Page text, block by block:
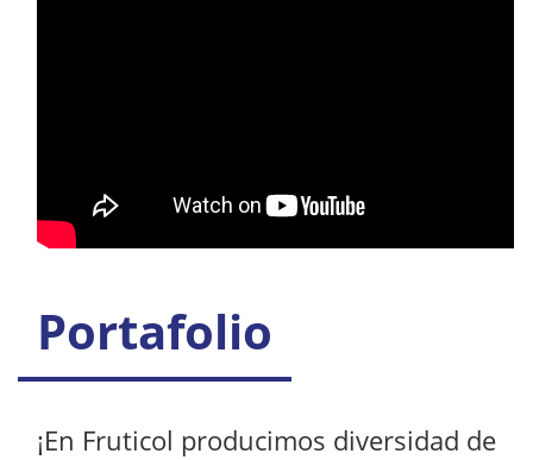
Portafolio
¡En Fruticol producimos diversidad de